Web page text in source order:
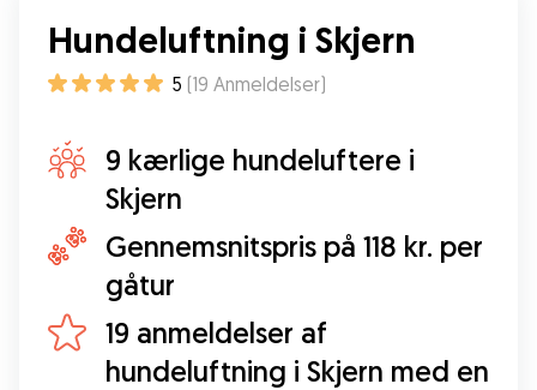
Hundeluftning i Skjern
5 (19 Anmeldelser)
9 kærlige hundeluftere i
Skjern
Gennemsnitspris på 118 kr. per
gåtur
19 anmeldelser af
hundeluftning i Skjern med en